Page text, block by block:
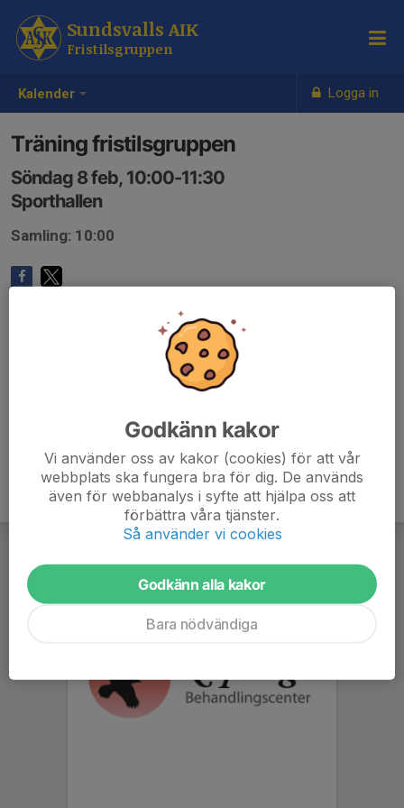
Kalender Logga in
Sundsvalls AIK
Fristilsgruppen
Träning fristilsgruppen
Söndag 8 feb, 10:00-11:30
Sporthallen
Samling: 10:00
Godkänn kakor
Vi använder oss av kakor (cookies) för att vår
webbplats ska fungera bra för dig. De används
även för webbanalys i syfte att hjälpa oss att
förbättra våra tjänster.
Så använder vi cookies
Godkänn alla kakor
Bara nödvändiga